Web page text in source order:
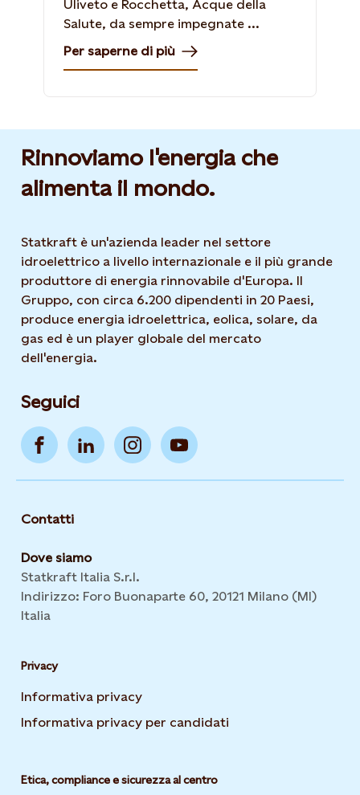
Uliveto e Rocchetta, Acque della
Salute, da sempre impegnate ...
Per saperne di più
Rinnoviamo l'energia che
alimenta il mondo.
Statkraft è un'azienda leader nel settore
idroelettrico a livello internazionale e il più grande
produttore di energia rinnovabile d'Europa. Il
Gruppo, con circa 6.200 dipendenti in 20 Paesi,
produce energia idroelettrica, eolica, solare, da
gas ed è un player globale del mercato
dell'energia.
Seguici
Contatti
Dove siamo
Statkraft Italia S.r.l.
Indirizzo: Foro Buonaparte 60, 20121 Milano (MI)
Italia
Privacy
Informativa privacy
Informativa privacy per candidati
Etica, compliance e sicurezza al centro